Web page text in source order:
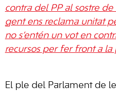
contra del PP al sostre
gent ens reclama unitat
no s’entén un vot en
recursos per fer front a la
El ple del Parlament de